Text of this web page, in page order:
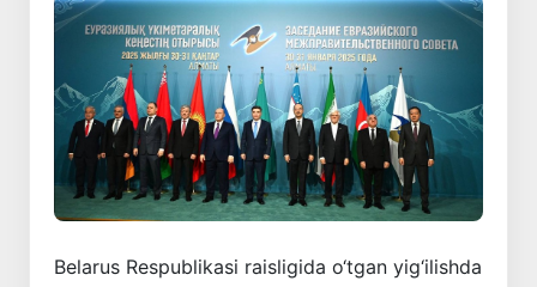
Belarus Respublikasi raisligida o‘tgan yig‘ilishda